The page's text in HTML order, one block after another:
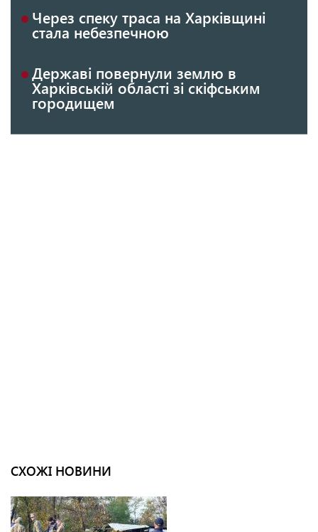
Через спеку траса на Харківщині
стала небезпечною
Державі повернули землю в
Харківській області зі скіфським
городищем
СХОЖІ НОВИНИ